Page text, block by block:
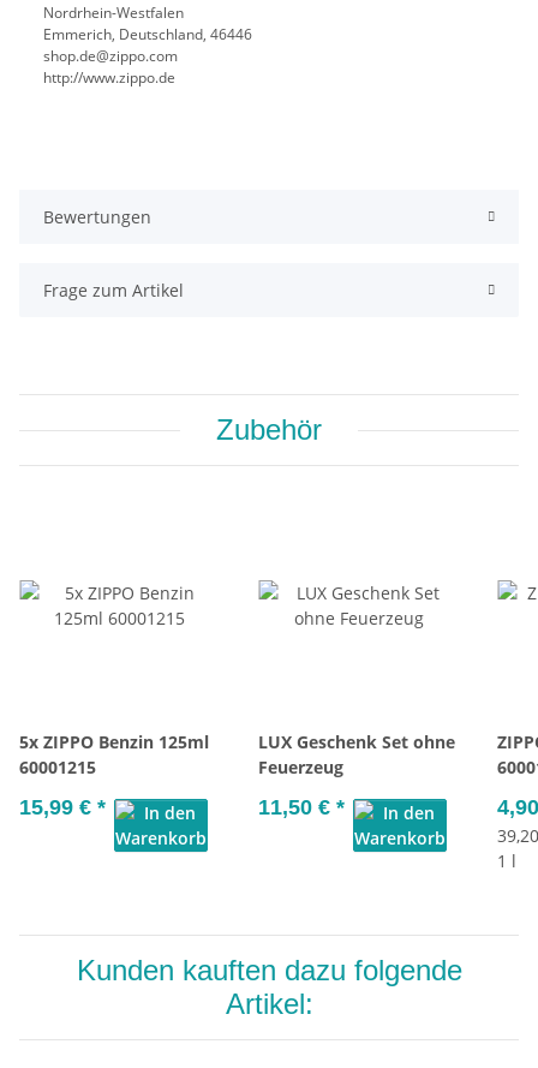
Nordrhein-Westfalen
Emmerich, Deutschland, 46446
shop.de@zippo.com
http://www.zippo.de
Bewertungen
Frage zum Artikel
Zubehör
5x ZIPPO Benzin 125ml
60001215
15,99 € *
LUX Geschenk Set ohne
Feuerzeug
11,50 € *
1 l
Kunden kauften dazu folgende
Artikel: